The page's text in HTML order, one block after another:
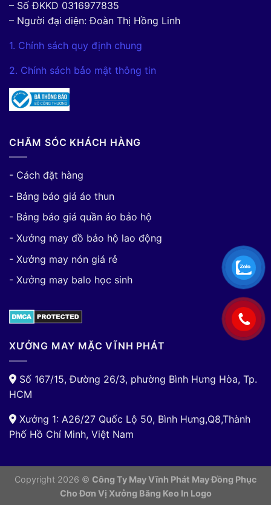
– Số ĐKKD 0316977835
– Người đại diện: Đoàn Thị Hồng Linh
1. Chính sách quy định chung
2. Chính sách bảo mật thông tin
CHĂM SÓC KHÁCH HÀNG
- Cách đặt hàng
- Bảng báo giá áo thun
- Bảng báo giá quần áo bảo hộ
- Xưởng may đồ bảo hộ lao động
- Xưởng may nón giá rẻ
- Xưởng may balo học sinh
XƯỞNG MAY MẶC VĨNH PHÁT
Số 167/15, Đường 26/3, phường Bình Hưng Hòa, Tp.
HCM
Xưởng 1: A26/27 Quốc Lộ 50, Bình Hưng,Q8,Thành
Phố Hồ Chí Minh, Việt Nam
Copyright 2026 © Công Ty May Vĩnh Phát May Đồng Phục
Cho Đơn Vị Xưởng Băng Keo In Logo